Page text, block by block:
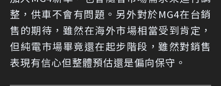
整，供車不會有問題。另外對於MG4在台銷
售的期待，雖然在海外市場相當受到肯定，
但純電市場畢竟還在起步階段，雖然對銷售
表現有信心但整體預估還是偏向保守。